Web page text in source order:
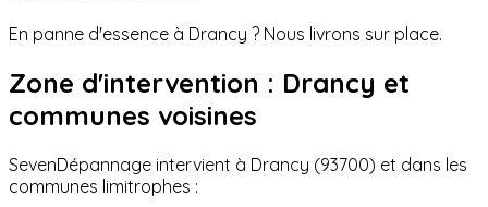
En panne d'essence à Drancy ? Nous livrons sur place.
Zone d'intervention : Drancy et
communes voisines
SevenDépannage intervient à Drancy (93700) et dans les
communes limitrophes :